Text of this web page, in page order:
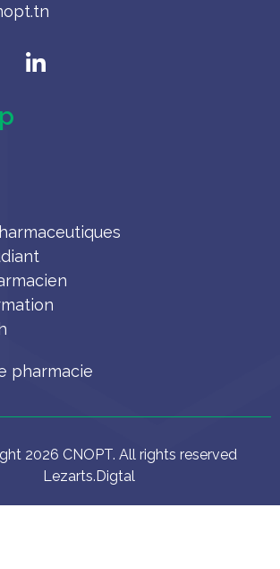
pharmacie
2026 CNOPT. All rights reserved
Lezarts.Digtal